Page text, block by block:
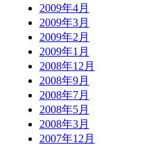
2009年4月
2009年3月
2009年2月
2009年1月
2008年12月
2008年9月
2008年7月
2008年5月
2008年3月
2007年12月